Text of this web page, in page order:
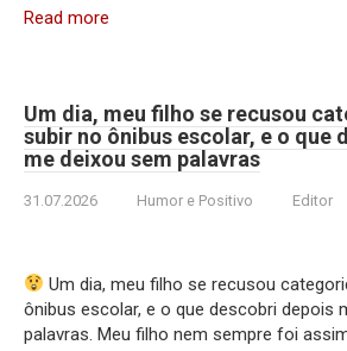
Read more
Um dia, meu filho se recusou
subir no ônibus escolar, e o que
me deixou sem palavras
31.07.2026 Humor e Positivo Editor
Um dia, meu filho se recusou
ônibus escolar, e o que descobri depois
palavras. Meu filho nem sempre foi